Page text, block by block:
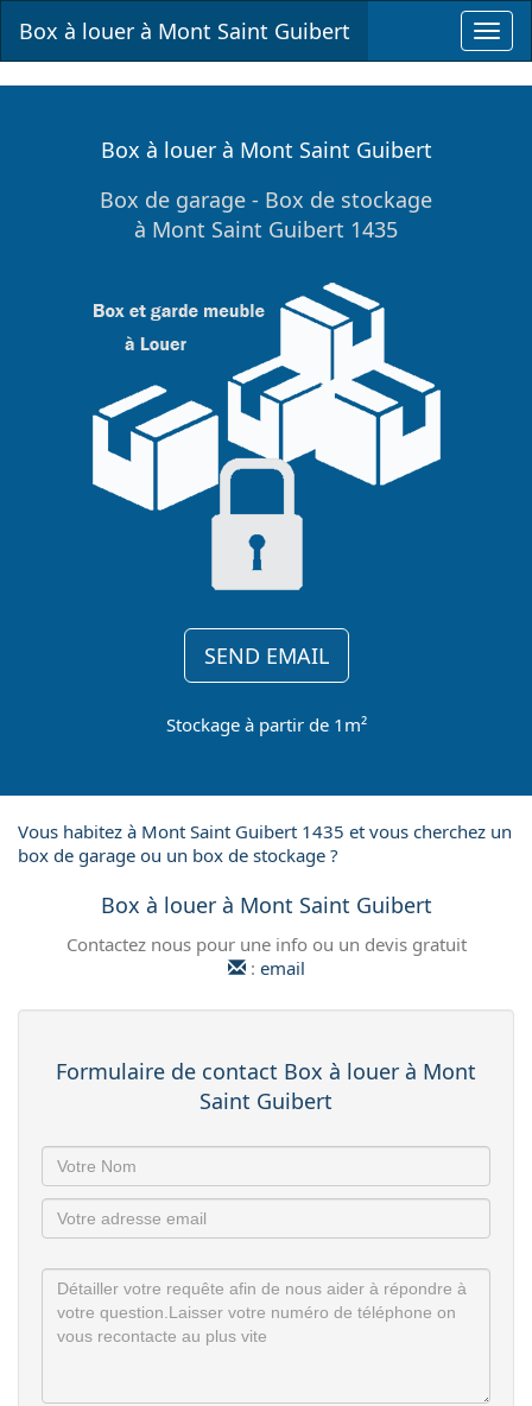
Box à louer à Mont Saint Guibert
Box à louer à Mont Saint Guibert
Box de garage - Box de stockage
à Mont Saint Guibert 1435
SEND EMAIL
Stockage à partir de 1m²
Vous habitez à Mont Saint Guibert 1435 et vous cherchez un
box de garage ou un box de stockage ?
Box à louer à Mont Saint Guibert
Contactez nous pour une info ou un devis gratuit
: email
Formulaire de contact Box à louer à Mont
Saint Guibert